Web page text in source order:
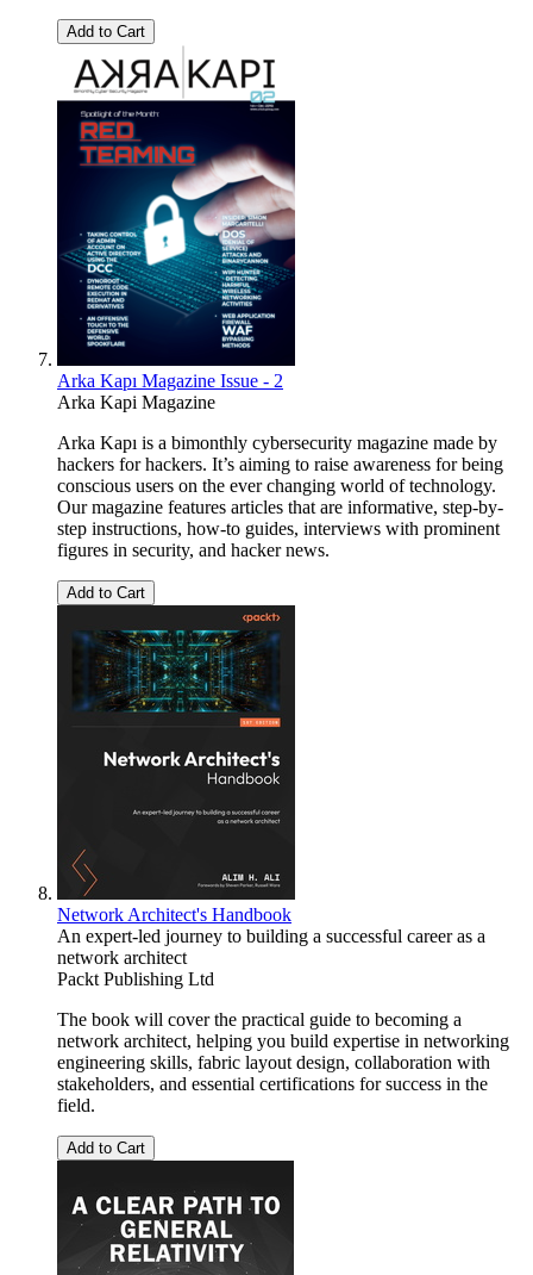
Add to Cart
Arka Kapı Magazine Issue - 2
Arka Kapi Magazine
Arka Kapı is a bimonthly cybersecurity magazine made by
hackers for hackers. It’s aiming to raise awareness for being
conscious users on the ever changing world of technology.
Our magazine features articles that are informative, step-by-
step instructions, how-to guides, interviews with prominent
figures in security, and hacker news.
Add to Cart
Network Architect's Handbook
An expert-led journey to building a successful career as a
network architect
Packt Publishing Ltd
The book will cover the practical guide to becoming a
network architect, helping you build expertise in networking
engineering skills, fabric layout design, collaboration with
stakeholders, and essential certifications for success in the
field.
Add to Cart